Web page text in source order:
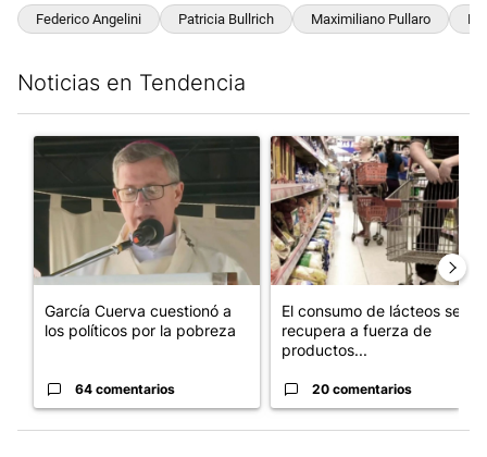
Federico Angelini Patricia Bullrich Maximiliano Pullaro
Noticias en Tendencia
Un artículo de tendencia con el título "García Cuerva
García Cuerva cuestionó a
los políticos por la pobreza
64 comentarios
Un artículo de tendencia con
El consumo de lácteos se
recupera a fuerza de
productos...
20 comentarios